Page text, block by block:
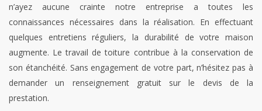
n’ayez aucune crainte notre entreprise a toutes les
connaissances nécessaires dans la réalisation. En effectuant
quelques entretiens réguliers, la durabilité de votre maison
augmente. Le travail de toiture contribue à la conservation de
son étanchéité. Sans engagement de votre part, n’hésitez pas à
demander un renseignement gratuit sur le devis de la
prestation.